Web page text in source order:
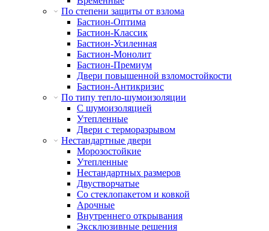
По степени защиты от взлома
Бастион-Оптима
Бастион-Классик
Бастион-Усиленная
Бастион-Монолит
Бастион-Премиум
Двери повышенной взломостойкости
Бастион-Антикризис
По типу тепло-шумоизоляции
С шумоизоляцией
Утепленные
Двери с терморазрывом
Нестандартные двери
Морозостойкие
Утепленные
Нестандартных размеров
Двустворчатые
Со стеклопакетом и ковкой
Арочные
Внутреннего открывания
Эксклюзивные решения